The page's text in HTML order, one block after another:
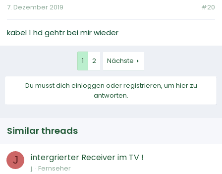
7. Dezember 2019 #20
kabel 1 hd gehtr bei mir wieder
1 2 Nächste
Du musst dich einloggen oder registrieren, um hier zu
antworten.
Similar threads
J intergrierter Receiver im TV !
j. Fernseher